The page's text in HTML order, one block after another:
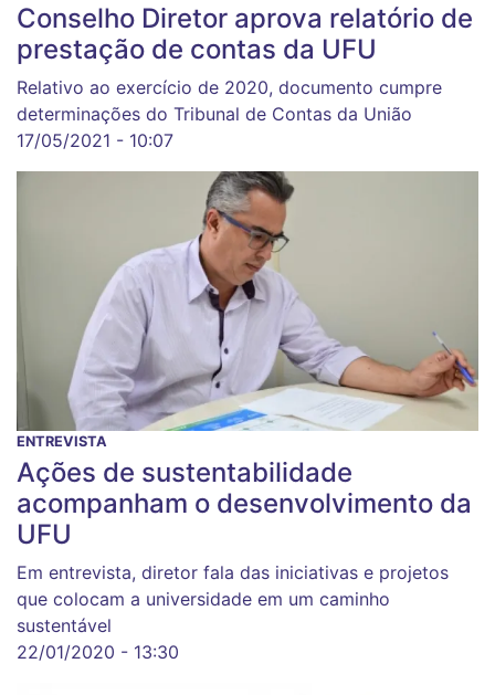
Conselho Diretor aprova relatório de
prestação de contas da UFU
Relativo ao exercício de 2020, documento cumpre
determinações do Tribunal de Contas da União
17/05/2021 - 10:07
ENTREVISTA
Ações de sustentabilidade
acompanham o desenvolvimento da
UFU
Em entrevista, diretor fala das iniciativas e projetos
que colocam a universidade em um caminho
sustentável
22/01/2020 - 13:30